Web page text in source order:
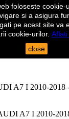
A7 I 2010-2018
foloseste
si a asigura
pe acest site va
cookie-urilor.
close